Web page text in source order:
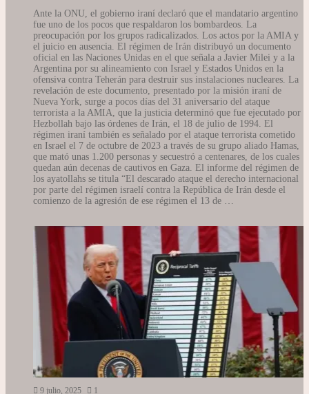
Ante la ONU, el gobierno iraní declaró que el mandatario argentino
fue uno de los pocos que respaldaron los bombardeos. La
preocupación por los grupos radicalizados. Los actos por la AMIA y
el juicio en ausencia. El régimen de Irán distribuyó un documento
oficial en las Naciones Unidas en el que señala a Javier Milei y a la
Argentina por su alineamiento con Israel y Estados Unidos en la
ofensiva contra Teherán para destruir sus instalaciones nucleares. La
revelación de este documento, presentado por la misión iraní de
Nueva York, surge a pocos días del 31 aniversario del ataque
terrorista a la AMIA, que la justicia determinó que fue ejecutado por
Hezbollah bajo las órdenes de Irán, el 18 de julio de 1994. El
régimen iraní también es señalado por el ataque terrorista cometido
en Israel el 7 de octubre de 2023 a través de su grupo aliado Hamas,
que mató unas 1.200 personas y secuestró a centenares, de los cuales
quedan aún decenas de cautivos en Gaza. El informe del régimen de
los ayatollahs se titula “El descarado ataque el derecho internacional
por parte del régimen israelí contra la República de Irán desde el
comienzo de la agresión de ese régimen el 13 de …
9 julio, 2025 1